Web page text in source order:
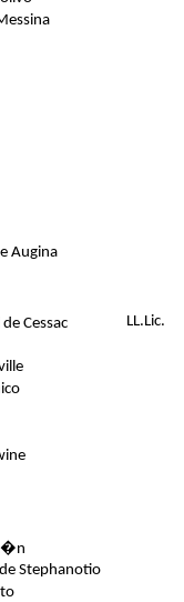
Augina
Cessac
LL.Lic.
Stephanotio